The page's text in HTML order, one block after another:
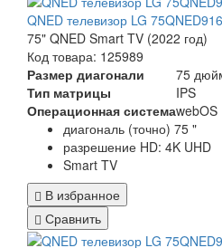
QNED телевизор LG
75" QNED Smart TV (2022 год)
Код товара: 125989
Размер диагонали
75
Тип матрицы
IPS
Операционная системаwebOS
диагональ (точно) 75 "
разрешение HD: 4K UHD
Smart TV
В избранное
Сравнить